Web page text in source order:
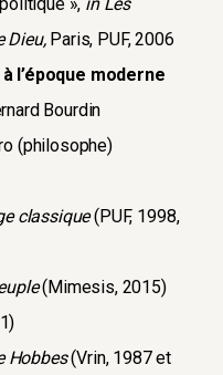
Dieu, Paris, PUF, 2006
l’époque moderne
Bourdin
(philosophe)
classique(PUF, 1998,
(Mimesis, 2015)
Hobbes(Vrin, 1987 et